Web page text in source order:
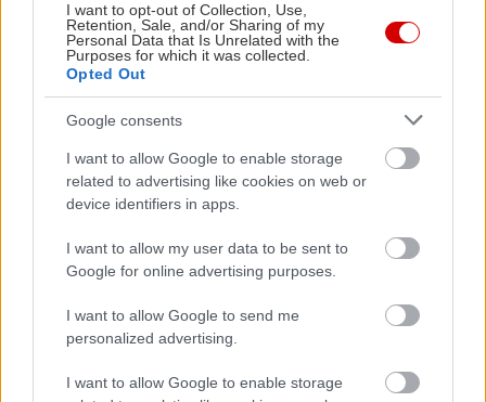
I want to opt-out of Collection, Use,
Retention, Sale, and/or Sharing of my
Personal Data that Is Unrelated with the
Purposes for which it was collected.
Opted Out
Google consents
I want to allow Google to enable storage
related to advertising like cookies on web or
device identifiers in apps.
I want to allow my user data to be sent to
Google for online advertising purposes.
I want to allow Google to send me
personalized advertising.
I want to allow Google to enable storage
Μείνε Αύγουστο στην Αθήνα κι άσε τους
άλλους να λένε
PODCASTS